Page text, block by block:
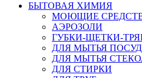
БЫТОВАЯ ХИМИЯ
МОЮЩИЕ
АЭРОЗОЛИ
ГУБКИ-ЩЕТКИ-
ДЛЯ МЫТЬЯ
ДЛЯ МЫТЬЯ
ДЛЯ СТИРКИ